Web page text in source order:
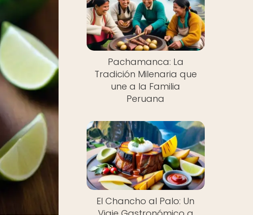
Pachamanca: La
Tradición Milenaria que
une a la Familia
Peruana
El Chancho al Palo: Un